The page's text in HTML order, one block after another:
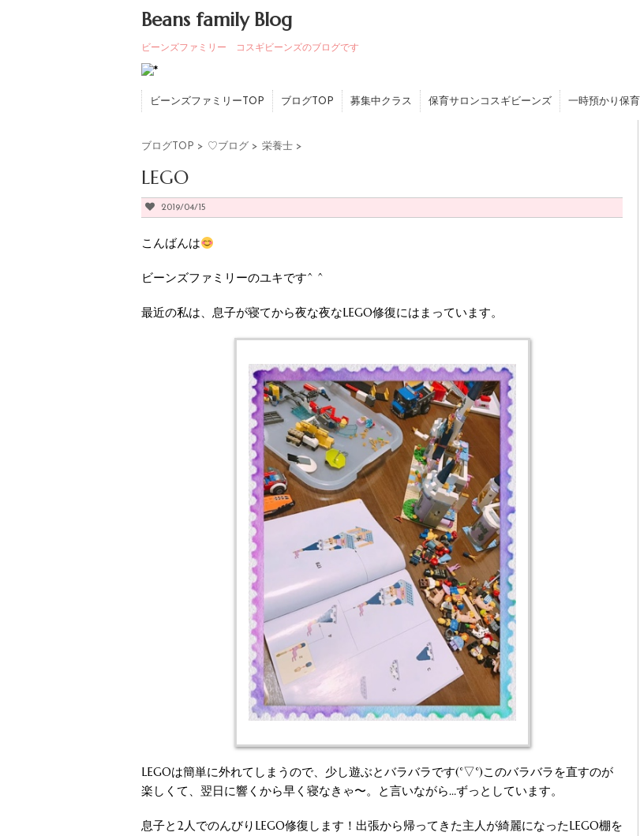
Beans family Blog
ビーンズファミリー コスギビーンズのブログです
ビーンズファミリーTOP ブログTOP 募集中クラス 保育サロンコスギビーンズ 一時預かり保育
ブログTOP > ♡ブログ > 栄養士 >
LEGO
2019/04/15
こんばんは
ビーンズファミリーのユキです^ ^
最近の私は、息子が寝てから夜な夜なLEGO修復にはまっています。
LEGOは簡単に外れてしまうので、少し遊ぶとバラバラです(°▽°)このバラバラを直すのが
楽しくて、翌日に響くから早く寝なきゃ〜。と言いながら…ずっとしています。
息子と2人でのんびりLEGO修復します！出張から帰ってきた主人が綺麗になったLEGO棚を